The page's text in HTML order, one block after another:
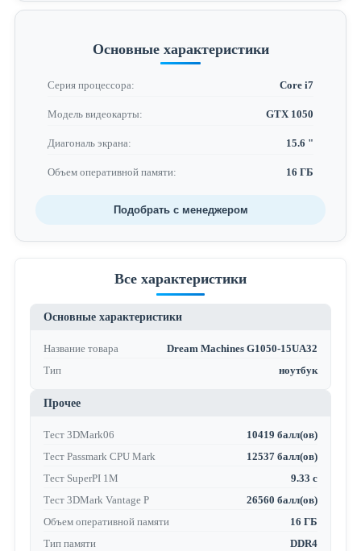
Основные характеристики
Серия процессора: Core i7
Модель видеокарты: GTX 1050
Диагональ экрана: 15.6 "
Объем оперативной памяти: 16 ГБ
Подобрать с менеджером
Все характеристики
Основные характеристики
Название товара
Dream Machines G1050-15UA32
Тип
ноутбук
Прочее
Тест 3DMark06
10419 балл(ов)
Тест Passmark CPU Mark
12537 балл(ов)
Тест SuperPI 1M
9.33 с
Тест 3DMark Vantage P
26560 балл(ов)
Объем оперативной памяти
16 ГБ
Тип памяти
DDR4